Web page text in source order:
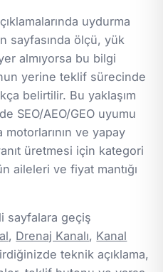
uydurma
sayfasında ölçü, yük
almıyorsa bu bilgi
yerine teklif sürecinde
belirtilir. Bu yaklaşım
SEO/AEO/GEO uyumu
motorlarının ve yapay
üretmesi için kategori
aileleri ve fiyat mantığı
sayfalara geçiş
, Drenaj Kanalı, Kanal
teknik açıklama,